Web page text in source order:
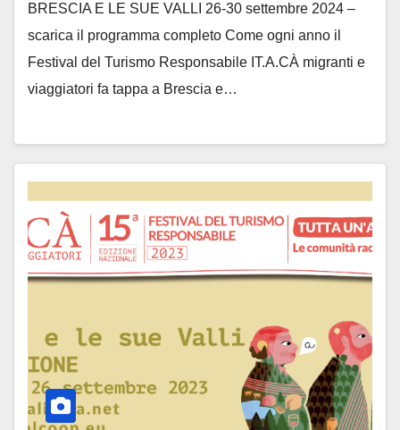
BRESCIA E LE SUE VALLI 26-30 settembre 2024 –
scarica il programma completo Come ogni anno il
Festival del Turismo Responsabile IT.A.CÀ migranti e
viaggiatori fa tappa a Brescia e…